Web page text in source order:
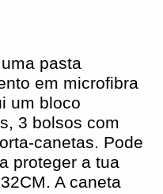
pasta
em microfibra
um bloco
3 bolsos com
canetas. Pode
proteger a tua
A caneta